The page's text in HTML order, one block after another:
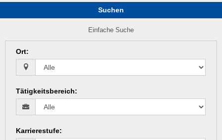
Suchen
Einfache Suche
Ort:
Tätigkeitsbereich:
Karrierestufe: